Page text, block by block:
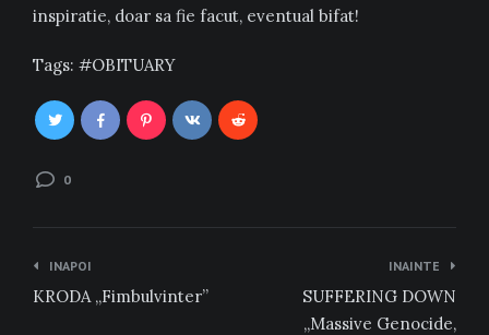
inspiratie, doar sa fie facut, eventual bifat!
Tags: OBITUARY
0
Navigare
în
INAPOI
KRODA „Fimbulvinter”
INAINTE
SUFFERING DOWN
„Massive Genocide,